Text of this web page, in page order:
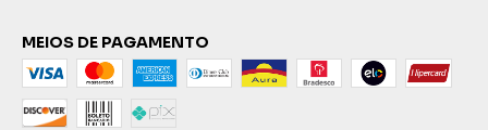
MEIOS DE PAGAMENTO